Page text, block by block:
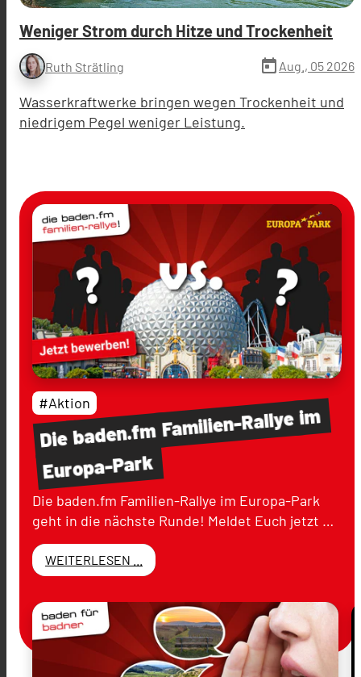
Weniger Strom durch Hitze und Trockenheit
Ruth Strätling today Aug., 05 2026
Wasserkraftwerke bringen wegen Trockenheit und
niedrigem Pegel weniger Leistung.
Diebaden.fmFamilien-Rallyeim
Europa-Park
#Aktion
Die baden.fm Familien-Rallye im Europa-Park
geht in die nächste Runde! Meldet Euch jetzt …
WEITERLESEN ...